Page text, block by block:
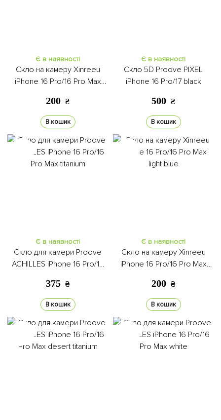
Є в наявності
Скло на камеру Xinreeu
iPhone 16 Pro/16 Pro Max
200 ₴
В кошик
Є в наявності
Скло 5D Proove PIXEL
iPhone 16 Pro/17 black
500 ₴
В кошик
Є в наявності
Скло для камери Proove
ACHILLES iPhone 16 Pro/16
375 ₴
В кошик
Є в наявності
Скло на камеру Xinreeu
iPhone 16 Pro/16 Pro Max
200 ₴
В кошик